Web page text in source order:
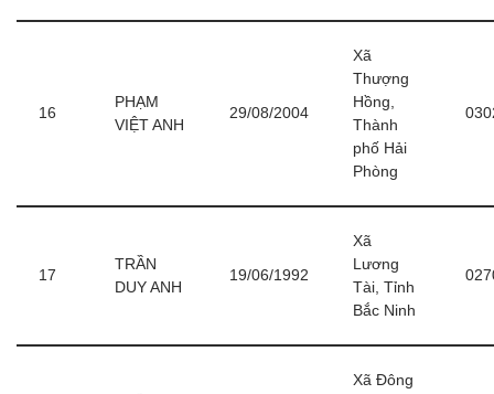
16
PHẠM
VIỆT ANH
29/08/2004
Xã
Thượng
Hồng,
Thành
phố Hải
Phòng
17
TRẦN
DUY ANH
19/06/1992
Xã
Lương
Tài, Tỉnh
Bắc Ninh
Xã Đông